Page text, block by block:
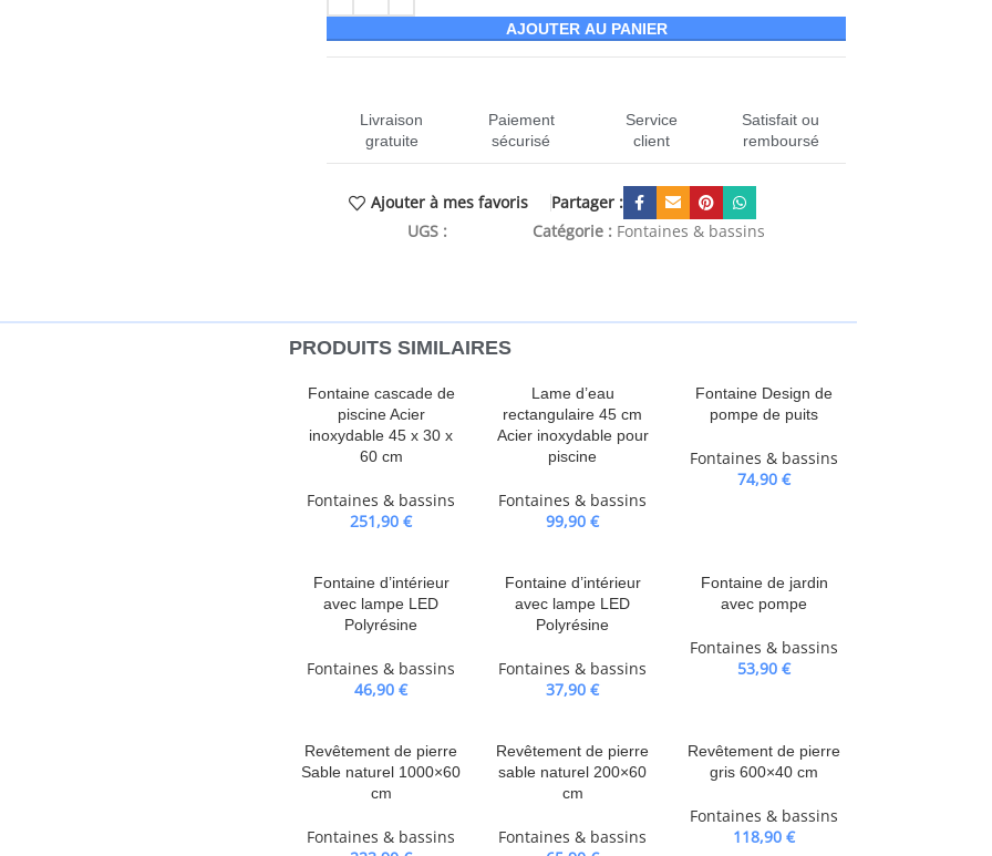
AJOUTER AU PANIER
Livraison
gratuite
Paiement
sécurisé
Service
client
Satisfait ou
remboursé
Ajouter à mes favoris
Partager :
UGS :
Catégorie : Fontaines & bassins
PRODUITS SIMILAIRES
Fontaine cascade de
piscine Acier
inoxydable 45 x 30 x
60 cm
Fontaines & bassins
251,90€
Lame d’eau
rectangulaire 45 cm
Acier inoxydable pour
piscine
Fontaines & bassins
99,90€
Fontaine Design de
pompe de puits
Fontaines & bassins
74,90€
Fontaine d’intérieur
avec lampe LED
Polyrésine
Fontaines & bassins
46,90€
Fontaine d’intérieur
avec lampe LED
Polyrésine
Fontaines & bassins
37,90€
Fontaine de jardin
avec pompe
Fontaines & bassins
53,90€
Revêtement de pierre
Sable naturel 1000×60
cm
Fontaines & bassins
Revêtement de pierre
sable naturel 200×60
cm
Fontaines & bassins
Revêtement de pierre
gris 600×40 cm
Fontaines & bassins
118,90€